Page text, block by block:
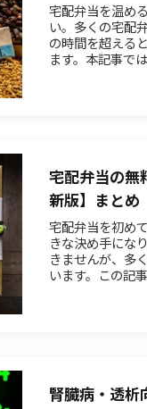
宅配弁当を温め
い。多くの宅配
の時間を超える
ます。本記事で
宅配弁当の無
新版】まとめ
宅配弁当を初め
きな決め手にな
きませんが、多
います。この記
腎臓病・透析